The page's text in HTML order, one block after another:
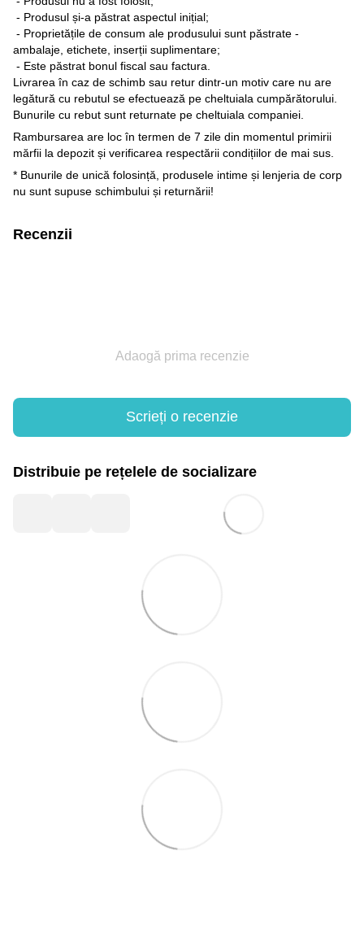
- Produsul și-a păstrat aspectul inițial;
- Proprietățile de consum ale produsului sunt păstrate -
ambalaje, etichete, inserții suplimentare;
- Este păstrat bonul fiscal sau factura.
Livrarea în caz de schimb sau retur dintr-un motiv care nu are
legătură cu rebutul se efectuează pe cheltuiala cumpărătorului.
Bunurile cu rebut sunt returnate pe cheltuiala companiei.
Rambursarea are loc în termen de 7 zile din momentul primirii
mărfii la depozit și verificarea respectării condițiilor de mai sus.
* Bunurile de unică folosință, produsele intime și lenjeria de corp
nu sunt supuse schimbului și returnării!
Recenzii
Adaogă prima recenzie
Scrieți o recenzie
Distribuie pe rețelele de socializare